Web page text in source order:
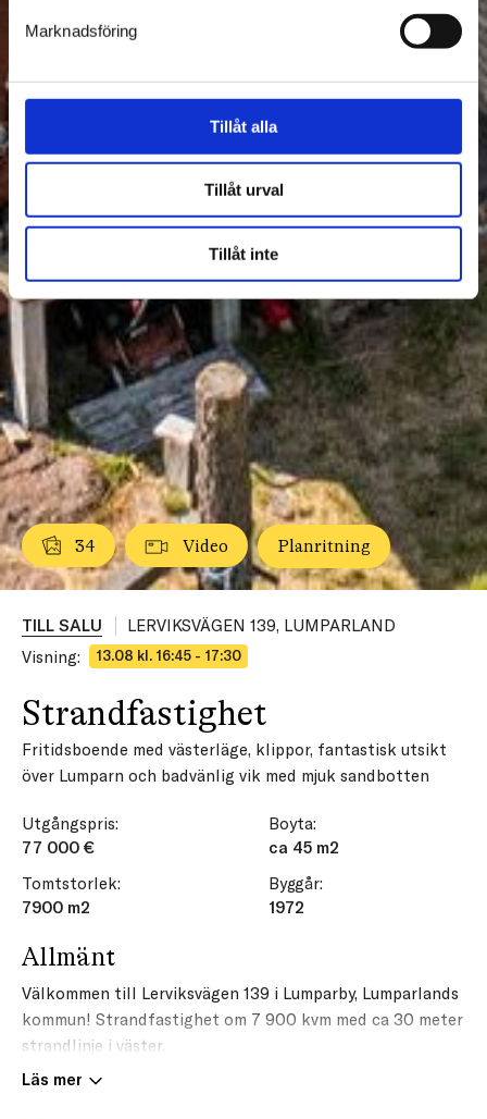
Marknadsföring
Tillåt alla
Tillåt urval
Tillåt inte
34 Video Planritning
TILL SALU
LERVIKSVÄGEN 139, LUMPARLAND
Visning:
13.08 kl. 16:45 - 17:30
Strandfastighet
Fritidsboende med västerläge, klippor, fantastisk utsikt
över Lumparn och badvänlig vik med mjuk sandbotten
Utgångspris:
77 000 €
Boyta:
ca 45 m2
Tomtstorlek:
7900 m2
Byggår:
1972
Allmänt
Välkommen till Lerviksvägen 139 i Lumparby, Lumparlands
kommun! Strandfastighet om 7 900 kvm med ca 30 meter
strandlinje i väster.
Här erbjuds en stor tomt där landskapet och naturen
Läs mer